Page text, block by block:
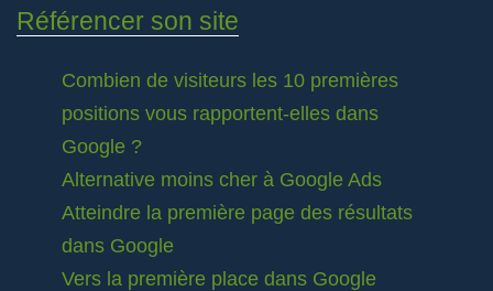
Référencer son site
Combien de visiteurs les 10 premières
positions vous rapportent-elles dans
Google ?
Alternative moins cher à Google Ads
Atteindre la première page des résultats
dans Google
Vers la première place dans Google